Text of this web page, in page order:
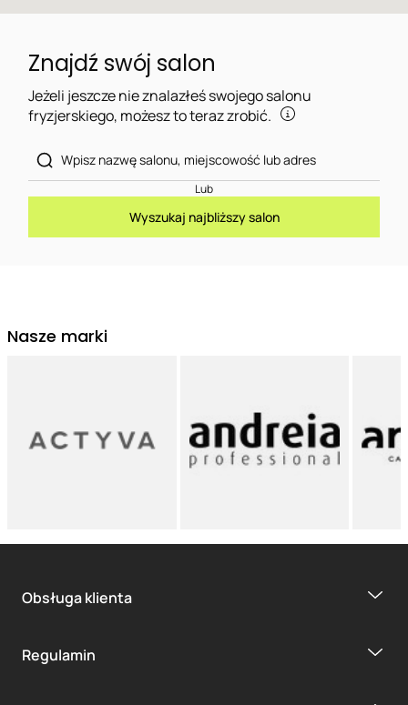
Znajdź swój salon
Jeżeli jeszcze nie znalazłeś swojego salonu
fryzjerskiego, możesz to teraz zrobić.
Lub
Wyszukaj najbliższy salon
Nasze marki
Obsługa klienta
Regulamin